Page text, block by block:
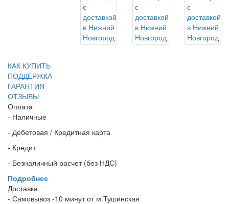
КАК КУПИТЬ
ПОДДЕРЖКА
ГАРАНТИЯ
ОТЗЫВЫ
Оплата
- Наличные
- Дебетовая / Кредитная карта
- Кредит
- Безналичный расчет (без НДС)
Подробнее
Доставка
- Самовывоз -10 минут от м.Тушинская